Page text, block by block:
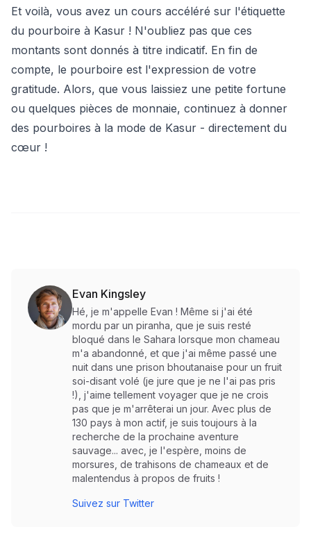
Et voilà, vous avez un cours accéléré sur l'étiquette
du pourboire à Kasur ! N'oubliez pas que ces
montants sont donnés à titre indicatif. En fin de
compte, le pourboire est l'expression de votre
gratitude. Alors, que vous laissiez une petite fortune
ou quelques pièces de monnaie, continuez à donner
des pourboires à la mode de Kasur - directement du
cœur !
Evan Kingsley
Hé, je m'appelle Evan ! Même si j'ai été
mordu par un piranha, que je suis resté
bloqué dans le Sahara lorsque mon chameau
m'a abandonné, et que j'ai même passé une
nuit dans une prison bhoutanaise pour un fruit
soi-disant volé (je jure que je ne l'ai pas pris
!), j'aime tellement voyager que je ne crois
pas que je m'arrêterai un jour. Avec plus de
130 pays à mon actif, je suis toujours à la
recherche de la prochaine aventure
sauvage... avec, je l'espère, moins de
morsures, de trahisons de chameaux et de
malentendus à propos de fruits !
Suivez sur Twitter